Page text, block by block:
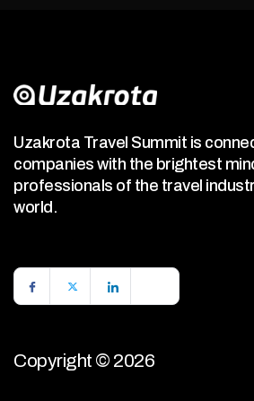
Uzakrota Travel Summit is
companies with the brightest
professionals of the travel
world.
Copyright © 2026